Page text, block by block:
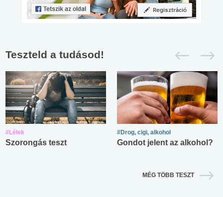
Teszteld a tudásod!
#Lélek
Szorongás teszt
#Drog, cigi, alkohol
Gondot jelent az alkohol?
MÉG TÖBB TESZT